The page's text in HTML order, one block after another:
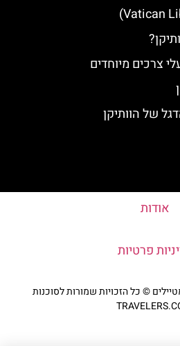
צרכים מיוחדים
של הוותיקן
אודות
פרטיות
© כל הזכויות שמורות לסוכנות